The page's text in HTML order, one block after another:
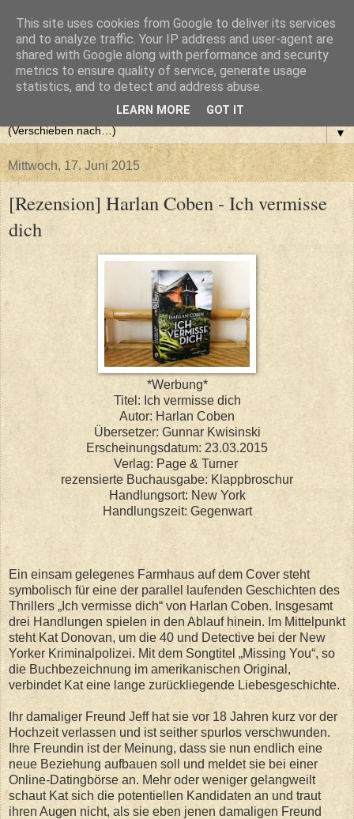
▼
Mittwoch, 17. Juni 2015
[Rezension] Harlan Coben - Ich vermisse
dich
*Werbung*
Titel: Ich vermisse dich
Autor: Harlan Coben
Übersetzer: Gunnar Kwisinski
Erscheinungsdatum: 23.03.2015
Verlag: Page & Turner
rezensierte Buchausgabe: Klappbroschur
Handlungsort: New York
Handlungszeit: Gegenwart
Ein einsam gelegenes Farmhaus auf dem Cover steht
symbolisch für eine der parallel laufenden Geschichten des
Thrillers „Ich vermisse dich“ von Harlan Coben. Insgesamt
drei Handlungen spielen in den Ablauf hinein. Im Mittelpunkt
steht Kat Donovan, um die 40 und Detective bei der New
Yorker Kriminalpolizei. Mit dem Songtitel „Missing You“, so
die Buchbezeichnung im amerikanischen Original,
verbindet Kat eine lange zurückliegende Liebesgeschichte.
Ihr damaliger Freund Jeff hat sie vor 18 Jahren kurz vor der
Hochzeit verlassen und ist seither spurlos verschwunden.
Ihre Freundin ist der Meinung, dass sie nun endlich eine
neue Beziehung aufbauen soll und meldet sie bei einer
Online-Datingbörse an. Mehr oder weniger gelangweilt
schaut Kat sich die potentiellen Kandidaten an und traut
ihren Augen nicht, als sie eben jenen damaligen Freund
This site uses cookies from Google to deliver its services
and to analyze traffic. Your IP address and user-agent are
shared with Google along with performance and security
metrics to ensure quality of service, generate usage
statistics, and to detect and address abuse.
LEARN MORE GOT IT